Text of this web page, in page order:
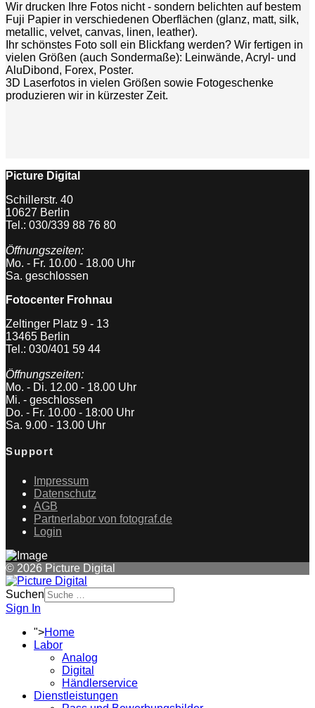
Wir drucken Ihre Fotos nicht - sondern belichten auf bestem
Fuji Papier in verschiedenen Oberflächen (glanz, matt, silk,
metallic, velvet, canvas, linen, leather).
Ihr schönstes Foto soll ein Blickfang werden? Wir fertigen in
vielen Größen (auch Sondermaße): Leinwände, Acryl- und
AluDibond, Forex, Poster.
3D Laserfotos in vielen Größen sowie Fotogeschenke
produzieren wir in kürzester Zeit.
Picture Digital
Schillerstr. 40
10627 Berlin
Tel.: 030/339 88 76 80
Öffnungszeiten:
Mo. - Fr. 10.00 - 18.00 Uhr
Sa. geschlossen
Fotocenter Frohnau
Zeltinger Platz 9 - 13
13465 Berlin
Tel.: 030/401 59 44
Öffnungszeiten:
Mo. - Di. 12.00 - 18.00 Uhr
Mi. - geschlossen
Do. - Fr. 10.00 - 18:00 Uhr
Sa. 9.00 - 13.00 Uhr
Support
Impressum
Datenschutz
AGB
Partnerlabor von fotograf.de
Login
© 2026 Picture Digital
Suchen
Sign In
">Home
Labor
Analog
Digital
Händlerservice
Dienstleistungen